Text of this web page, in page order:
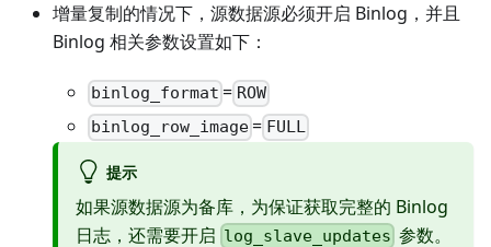
增量复制的情况下，源数据源必须开启 Binlog，并且
Binlog 相关参数设置如下：
binlog_format = ROW
binlog_row_image= FULL
提示
如果源数据源为备库，为保证获取完整的 Binlog
日志，还需要开启 log_slave_updates 参数。